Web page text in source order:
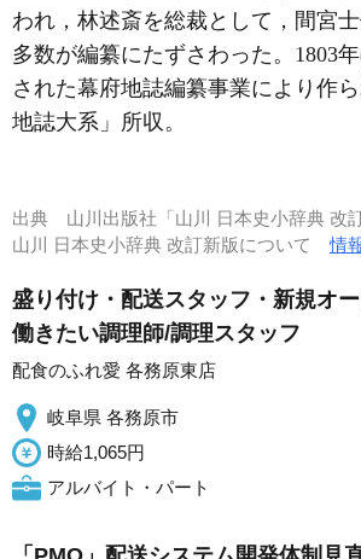
われ，林述斎を総裁として，間宮
多数が編纂にたずさわった。1803
された幕府地誌編纂事業により作
地誌大系」所収。
出典 山川出版社「山川 日本史小辞典 改
山川 日本史小辞典 改訂新版について情
盛り付け・配送スタッフ・新規オ
働きたい調理師/調理スタッフ
配食のふれ愛 各務原東店
岐阜県 各務原市
時給1,065円
アルバイト・パート